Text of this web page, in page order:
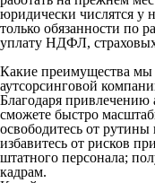
юридически числятся у
только обязанности по
уплату НДФЛ,
Какие преимущества
аутсорсинговой
Благодаря привлечению
сможете быстро
освободитесь от
избавитесь от рисков
штатного персонала;
кадрам.